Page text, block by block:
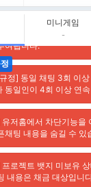
미니게임
-